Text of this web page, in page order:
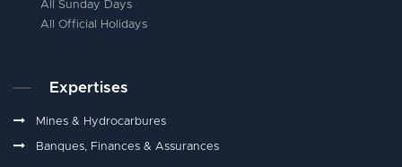
All Sunday Days
All Official Holidays
Expertises
Mines & Hydrocarbures
Banques, Finances & Assurances